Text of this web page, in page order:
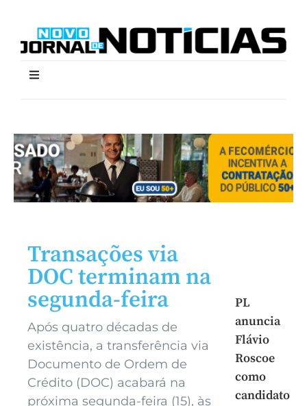
Transações via
DOC terminam na
segunda-feira
Após quatro décadas de
existência, a transferência via
Documento de Ordem de
Crédito (DOC) acabará na
próxima segunda-feira (15), às
PL
anuncia
Flávio
Roscoe
como
candidato